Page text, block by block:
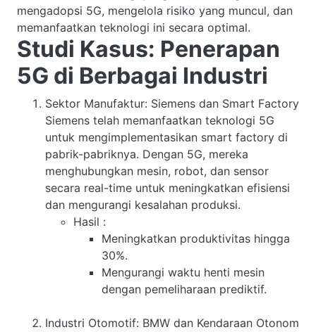
mengadopsi 5G, mengelola risiko yang muncul, dan
memanfaatkan teknologi ini secara optimal.
Studi Kasus: Penerapan
5G di Berbagai Industri
Sektor Manufaktur: Siemens dan Smart Factory
Siemens telah memanfaatkan teknologi 5G
untuk mengimplementasikan smart factory di
pabrik-pabriknya. Dengan 5G, mereka
menghubungkan mesin, robot, dan sensor
secara real-time untuk meningkatkan efisiensi
dan mengurangi kesalahan produksi.
Hasil :
Meningkatkan produktivitas hingga
30%.
Mengurangi waktu henti mesin
dengan pemeliharaan prediktif.
Industri Otomotif: BMW dan Kendaraan Otonom